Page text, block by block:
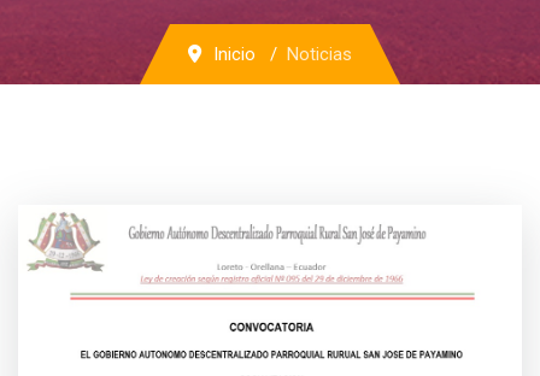
Inicio Noticias